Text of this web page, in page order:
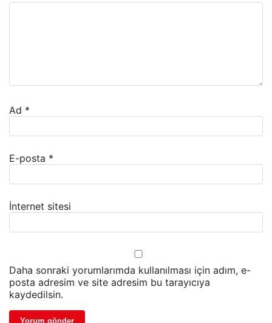
Ad *
E-posta *
İnternet sitesi
Daha sonraki yorumlarımda kullanılması için adım, e-
posta adresim ve site adresim bu tarayıcıya
kaydedilsin.